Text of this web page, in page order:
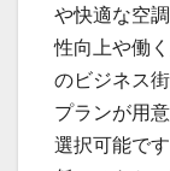
や快適な空
性向上や働
のビジネス
プランが用
選択可能で